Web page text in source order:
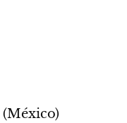
(México)